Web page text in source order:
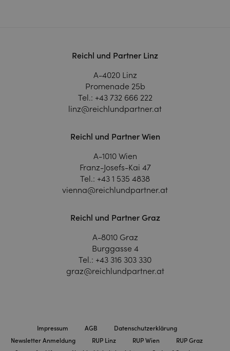
Reichl und Partner Linz
A-4020 Linz
Promenade 25b
Tel.: +43 732 666 222
linz@reichlundpartner.at
Reichl und Partner Wien
A-1010 Wien
Franz-Josefs-Kai 47
Tel.: +43 1 535 4838
vienna@reichlundpartner.at
Reichl und Partner Graz
A-8010 Graz
Burggasse 4
Tel.: +43 316 303 330
graz@reichlundpartner.at
Impressum AGB
Datenschutzerklärung
Newsletter Anmeldung
RUP Linz RUP Wien
RUP Graz